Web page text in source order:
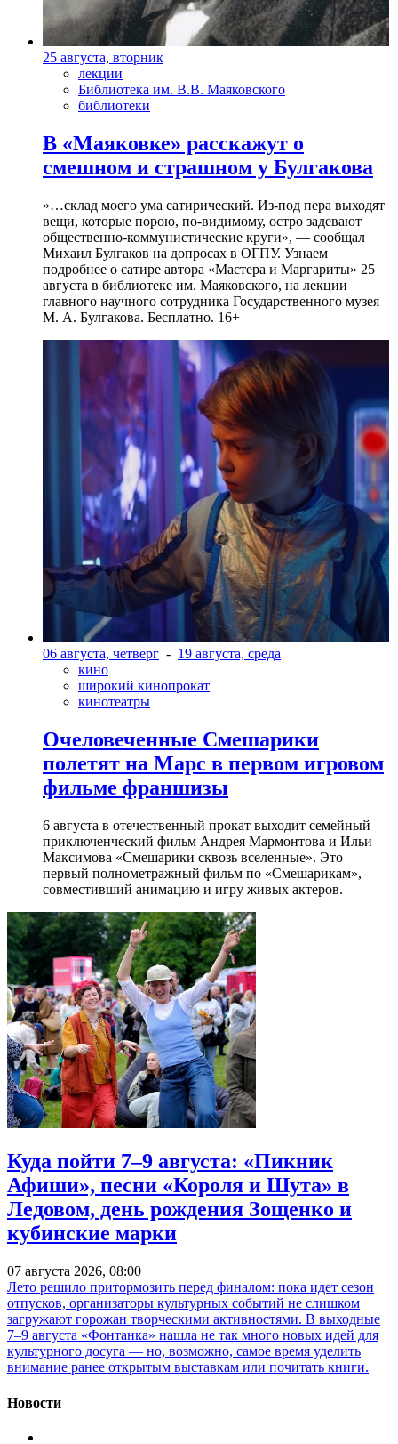
25 августа, вторник
лекции
Библиотека им. В.В. Маяковского
библиотеки
В «Маяковке» расскажут о
смешном и страшном у Булгакова
»…склад моего ума сатирический. Из-под пера выходят
вещи, которые порою, по-видимому, остро задевают
общественно-коммунистические круги», — сообщал
Михаил Булгаков на допросах в ОГПУ. Узнаем
подробнее о сатире автора «Мастера и Маргариты» 25
августа в библиотеке им. Маяковского, на лекции
главного научного сотрудника Государственного музея
М. А. Булгакова. Бесплатно. 16+
06 августа, четверг - 19 августа, среда
кино
широкий кинопрокат
кинотеатры
Очеловеченные Смешарики
полетят на Марс в первом игровом
фильме франшизы
6 августа в отечественный прокат выходит семейный
приключенческий фильм Андрея Мармонтова и Ильи
Максимова «Смешарики сквозь вселенные». Это
первый полнометражный фильм по «Смешарикам»,
совместивший анимацию и игру живых актеров.
Куда пойти 7–9 августа: «Пикник
Афиши», песни «Короля и Шута» в
Ледовом, день рождения Зощенко и
кубинские марки
07 августа 2026, 08:00
Лето решило притормозить перед финалом: пока идет сезон
отпусков, организаторы культурных событий не слишком
загружают горожан творческими активностями. В выходные
7–9 августа «Фонтанка» нашла не так много новых идей для
культурного досуга — но, возможно, самое время уделить
внимание ранее открытым выставкам или почитать книги.
Новости